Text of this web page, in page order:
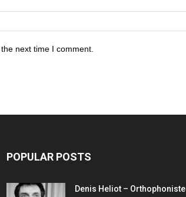
next time I comment.
POPULAR POSTS
Denis Heliot – Orthophoniste